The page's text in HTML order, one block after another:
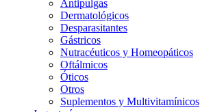
Antipulgas
Dermatológicos
Desparasitantes
Gástricos
Nutracéuticos y Homeopáticos
Oftálmicos
Óticos
Otros
Suplementos y Multivitamínicos